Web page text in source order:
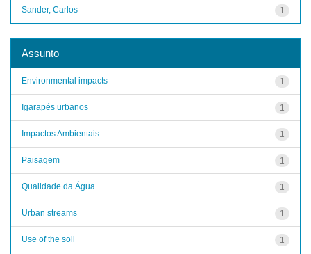
1
Sander, Carlos
Assunto
1
Environmental impacts
1
Igarapés urbanos
1
Impactos Ambientais
1
Paisagem
1
Qualidade da Água
1
Urban streams
1
Use of the soil